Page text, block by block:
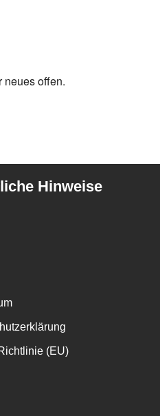
neues offen.
Hinweise
(EU)